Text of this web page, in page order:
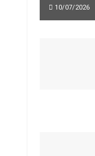
10/07/2026